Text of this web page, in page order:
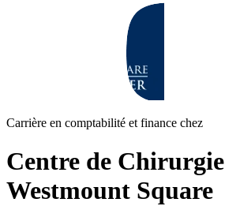
Carrière en comptabilité et finance chez
Centre de Chirurgie
Westmount Square